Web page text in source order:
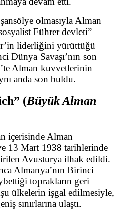
olmasıyla Alman
Führer devleti”
liderliğini yürüttüğü
Dünya Savaşı’nın son
Alman kuvvetlerinin
anda son buldu.
(Büyük Alman
içerisinde Alman
13 Mart 1938 tarihlerinde
Avusturya ilhak edildi.
Almanya’nın Birinci
toprakların geri
ülkelerin işgal edilmesiyle,
sınırlarına ulaştı.